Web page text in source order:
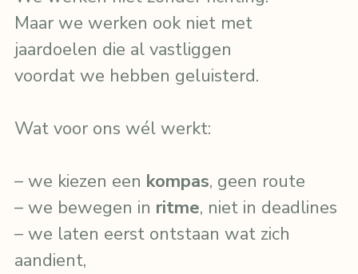
Maar we werken ook niet met
jaardoelen die al vastliggen
voordat we hebben geluisterd.
Wat voor ons wél werkt:
– we kiezen een kompas, geen route
– we bewegen in ritme, niet in deadlines
– we laten eerst ontstaan wat zich
aandient,